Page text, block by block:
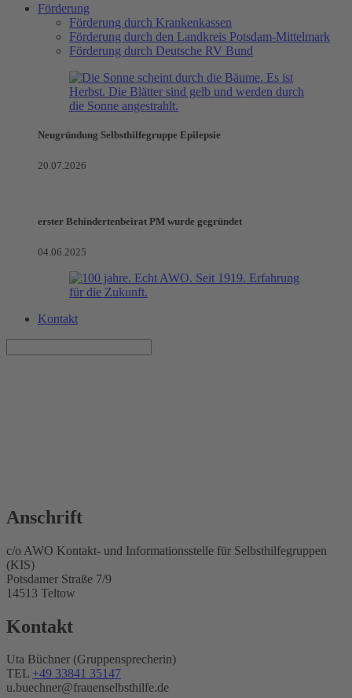
Förderung
Förderung durch Krankenkassen
Förderung durch den Landkreis Potsdam-Mittelmark
Förderung durch Deutsche RV Bund
Neugründung Selbsthilfegruppe Epilepsie
20.07.2026
erster Behindertenbeirat PM wurde gegründet
04.06.2025
Kontakt
Anschrift
c/o AWO Kontakt- und Informationsstelle für Selbsthilfegruppen
(KIS)
Potsdamer Straße 7/9
14513 Teltow
Kontakt
Uta Büchner (Gruppensprecherin)
TEL +49 33841 35147
u.buechner@frauenselbsthilfe.de